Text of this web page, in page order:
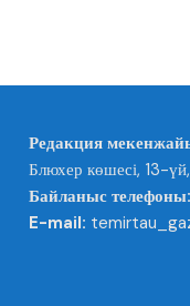
Редакция
Блюхер көшесі, 13-
Байланыс телефоны:
E-mail: